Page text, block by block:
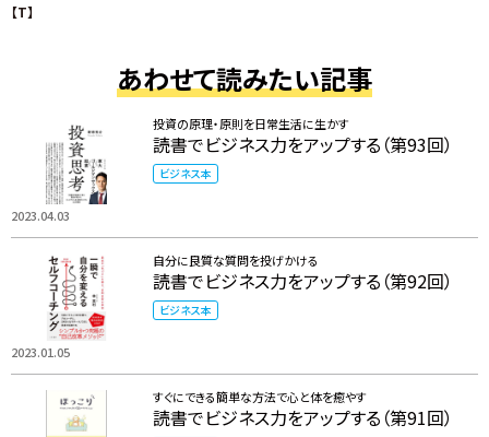
【T】
あわせて読みたい記事
2023.04.03
投資の原理・原則を日常生活に生かす
読書でビジネス力をアップする（第93回）
ビジネス本
2023.01.05
自分に良質な質問を投げかける
読書でビジネス力をアップする（第92回）
ビジネス本
すぐにできる簡単な方法で心と体を癒やす
読書でビジネス力をアップする（第91回）